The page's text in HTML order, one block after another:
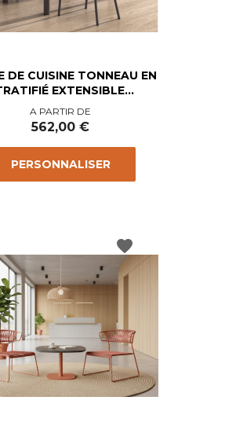
DE CUISINE TONNEAU EN
EXTENSIBLE...
Prix
A PARTIR DE
562,00 €
PERSONNALISER
favorite